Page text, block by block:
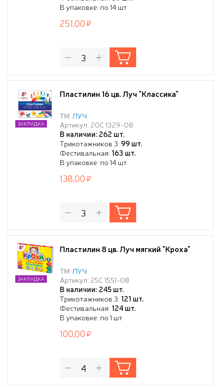
В упаковке: по 14 шт
251,00
Пластилин 16 цв. Луч "Классика"
ТМ:ЛУЧ
Артикул: 20С 1329-08
В наличии: 262 шт.
Трикотажников 3: 99 шт.
Фестивальная: 163 шт.
В упаковке: по 14 шт
ЗАКЛАДКА
138,00
Пластилин 8 цв. Луч мягкий "Кроха"
ТМ:ЛУЧ
Артикул: 25С 1551-08
В наличии: 245 шт.
Трикотажников 3: 121 шт.
Фестивальная: 124 шт.
В упаковке: по 1 шт
ЗАКЛАДКА
100,00